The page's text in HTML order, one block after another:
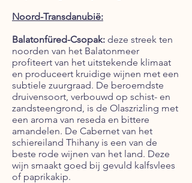
Noord-Transdanubië:
Balatonfüred-Csopak: deze streek ten
noorden van het Balatonmeer
profiteert van het uitstekende klimaat
en produceert kruidige wijnen met een
subtiele zuurgraad. De beroemdste
druivensoort, verbouwd op schist- en
zandsteengrond, is de Olaszrizling met
een aroma van reseda en bittere
amandelen. De Cabernet van het
schiereiland Thihany is een van de
beste rode wijnen van het land. Deze
wijn smaakt goed bij gevuld kalfsvlees
of paprikakip.